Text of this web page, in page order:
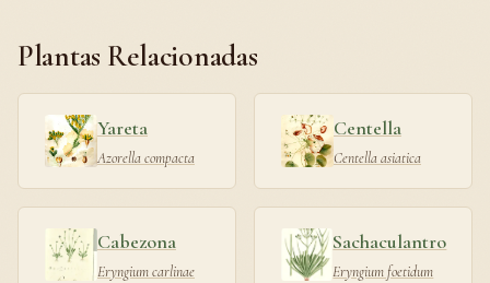
Plantas Relacionadas
Yareta
Azorella compacta
Centella
Centella asiatica
Cabezona
Eryngium carlinae
Sachaculantro
Eryngium foetidum